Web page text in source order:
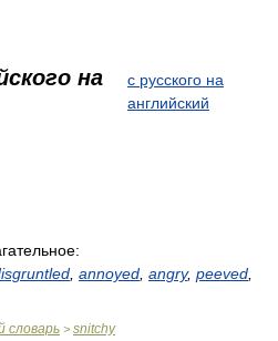
на
с русского на
английский
annoyed angry, peeved
словарь > snitchy